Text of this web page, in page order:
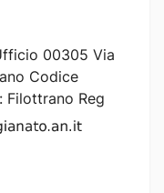
00305 Via
Codice
Reg